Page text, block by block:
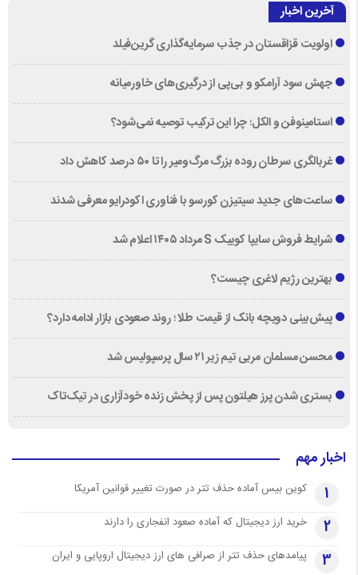
آخرین اخبار
اولویت قزاقستان در جذب سرمایه‌گذاری گرین‌فیلد
جهش سود آرامکو و بی‌پی از درگیری‌های خاورمیانه
استامینوفن و الکل؛ چرا این ترکیب توصیه نمی‌شود؟
غربالگری سرطان روده بزرگ مرگ‌ومیر را تا ۵۰ درصد کاهش داد
ساعت‌های جدید سیتیزن کورسو با فناوری اکودرایو معرفی شدند
شرایط فروش سایپا کوییک S مرداد ۱۴۰۵ اعلام شد
بهترین رژیم لاغری چیست؟
پیش‌بینی دویچه‌ بانک از قیمت طلا ؛ روند صعودی بازار ادامه دارد؟
محسن مسلمان مربی تیم زیر ۲۱ سال پرسپولیس شد
بستری شدن پرز هیلتون پس از پخش زنده خودآزاری در تیک‌تاک
اخبار مهم
1 کوین بیس آماده حذف تتر در صورت تغییر قوانین آمریکا
2 خرید ارز دیجیتال که آماده صعود انفجاری را دارند
3 پیامدهای حذف تتر از صرافی های ارز دیجیتال اروپایی و ایران